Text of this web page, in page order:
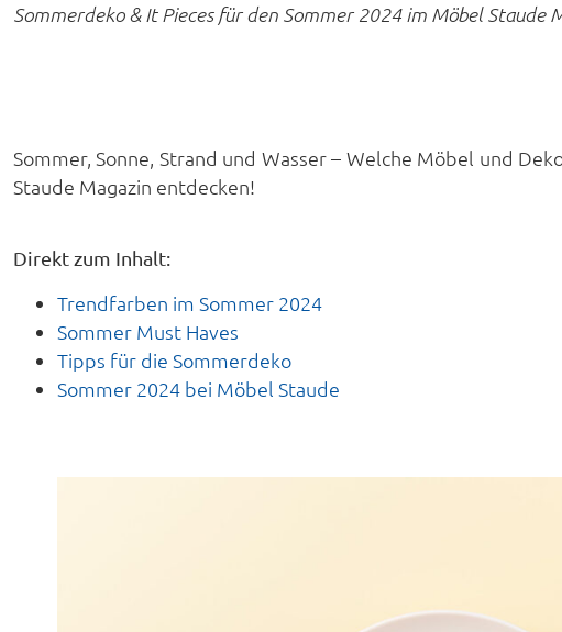
Sommerdeko & It Pieces für den Sommer 2024 im Möbel Staude
Sommer, Sonne, Strand und Wasser – Welche Möbel und
Staude Magazin entdecken!
Direkt zum Inhalt:
Trendfarben im Sommer 2024
Sommer Must Haves
Tipps für die Sommerdeko
Sommer 2024 bei Möbel Staude